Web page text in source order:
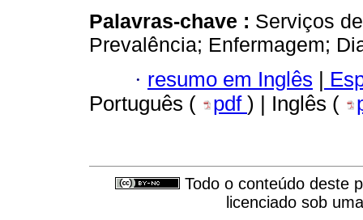
Palavras-chave : Serviços
Prevalência; Enfermagem;
· resumo em Inglês |
Português (
pdf ) | Inglês (
Todo o conteúdo deste
licenciado sob